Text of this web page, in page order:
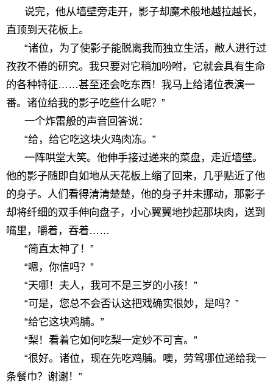
说完，他从墙壁旁走开，影子却魔术般地越拉越长，
直顶到天花板上。
“诸位，为了使影子能脱离我而独立生活，敝人进行过
孜孜不倦的研究。我只要对它稍加吩咐，它就会具有生命
的各种特征……甚至还会吃东西！我马上给诸位表演一
番。诸位给我的影子吃些什么呢？”
一个炸雷般的声音回答说：
“给，给它吃这块火鸡肉冻。”
一阵哄堂大笑。他伸手接过递来的菜盘，走近墙壁。
他的影子随即自如地从天花板上缩了回来，几乎贴近了他
的身子。人们看得清清楚楚，他的身子并未挪动，那影子
却将纤细的双手伸向盘子，小心翼翼地抄起那块肉，送到
嘴里，嚼着，吞着……
“简直太神了！”
“嗯，你信吗？”
“天哪！夫人，我可不是三岁的小孩！”
“可是，您总不会否认这把戏确实很妙，是吗？”
“给它这块鸡脯。”
“梨！看着它如何吃梨一定妙不可言。”
“很好。诸位，现在先吃鸡脯。噢，劳驾哪位递给我一
条餐巾？谢谢！”